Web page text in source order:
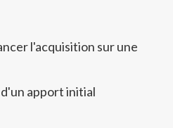
l'acquisition sur une
apport initial